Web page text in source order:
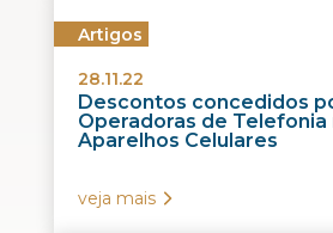
Artigos
28.11.22
Descontos concedidos
Operadoras de Telefonia
Aparelhos Celulares
veja mais